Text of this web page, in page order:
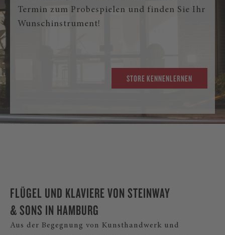
Termin zum Probespielen und finden Sie Ihr
Wunschinstrument!
STORE KENNENLERNEN
FLÜGEL UND KLAVIERE VON STEINWAY
& SONS IN HAMBURG
Aus der Begegnung von Kunsthandwerk und